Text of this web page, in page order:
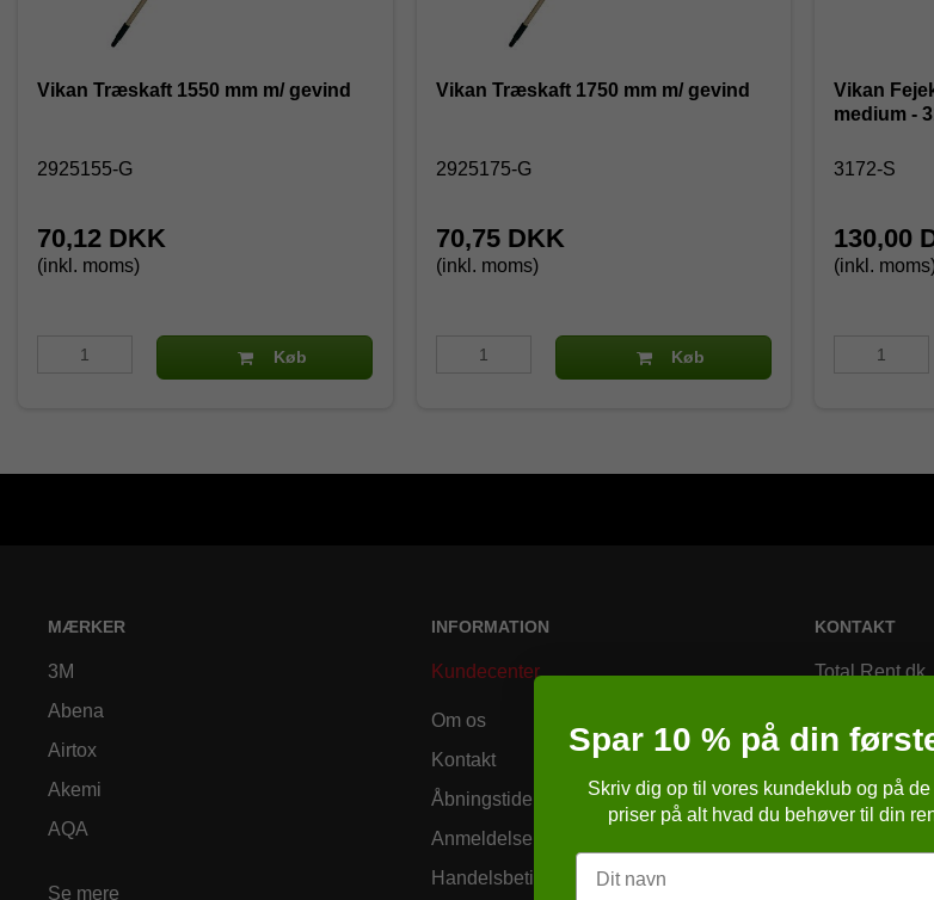
Vikan Træskaft 1550 mm m/ gevind
2925155-G
70,12 DKK
(inkl. moms)
Køb
Vikan Træskaft 1750 mm m/ gevind
2925175-G
70,75 DKK
(inkl. moms)
Køb
Vikan
medium -
3172-S
130,00
(inkl.
MÆRKER
3M
Abena
Airtox
Akemi
AQA
Se mere
INFORMATION
Kundecenter
Om os
Kontakt
Åbningstider
Anmeldelser
Handelsbetingelser
KONTAKT
Total Rent.dk
8230 Åbyhøj
Danmark
Telefonnr.
Spar 10 % på din
Skriv dig op til vores kundeklub og på
priser på alt hvad du behøver til din
Navn